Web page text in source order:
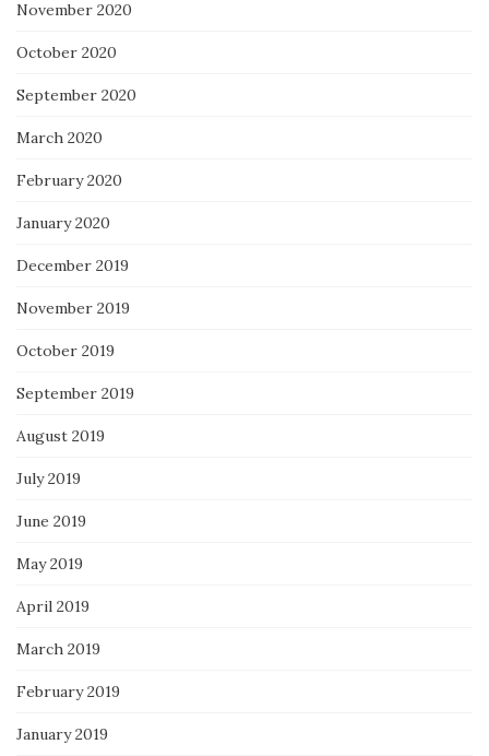
November 2020
October 2020
September 2020
March 2020
February 2020
January 2020
December 2019
November 2019
October 2019
September 2019
August 2019
July 2019
June 2019
May 2019
April 2019
March 2019
February 2019
January 2019